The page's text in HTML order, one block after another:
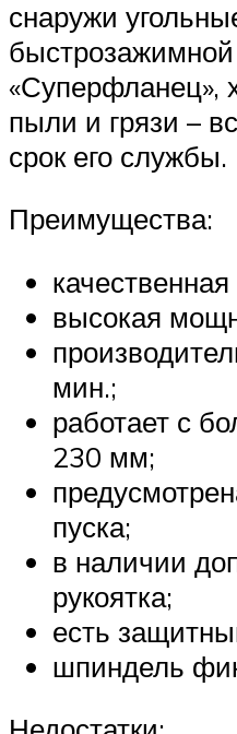
снаружи
«Суперфланец»,
пыли и грязи –
срок его службы.
Преимущества:
высокая
мин.;
работает с
230 мм;
пуска;
в наличии
рукоятка;
есть
шпиндель